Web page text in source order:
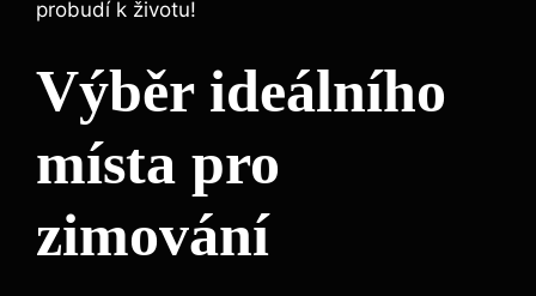
probudí k životu!
Výběr ideálního
místa pro
zimování